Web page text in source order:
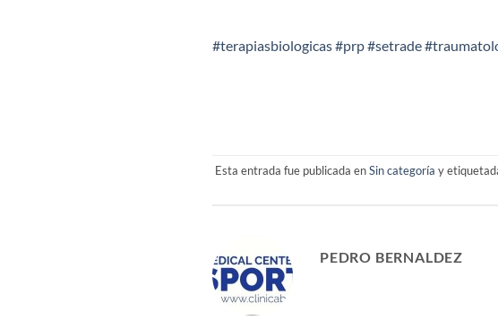
#terapiasbiologicas#prp#setrade
Esta entrada fue publicada enSin categoría y
PEDRO BERNALDEZ